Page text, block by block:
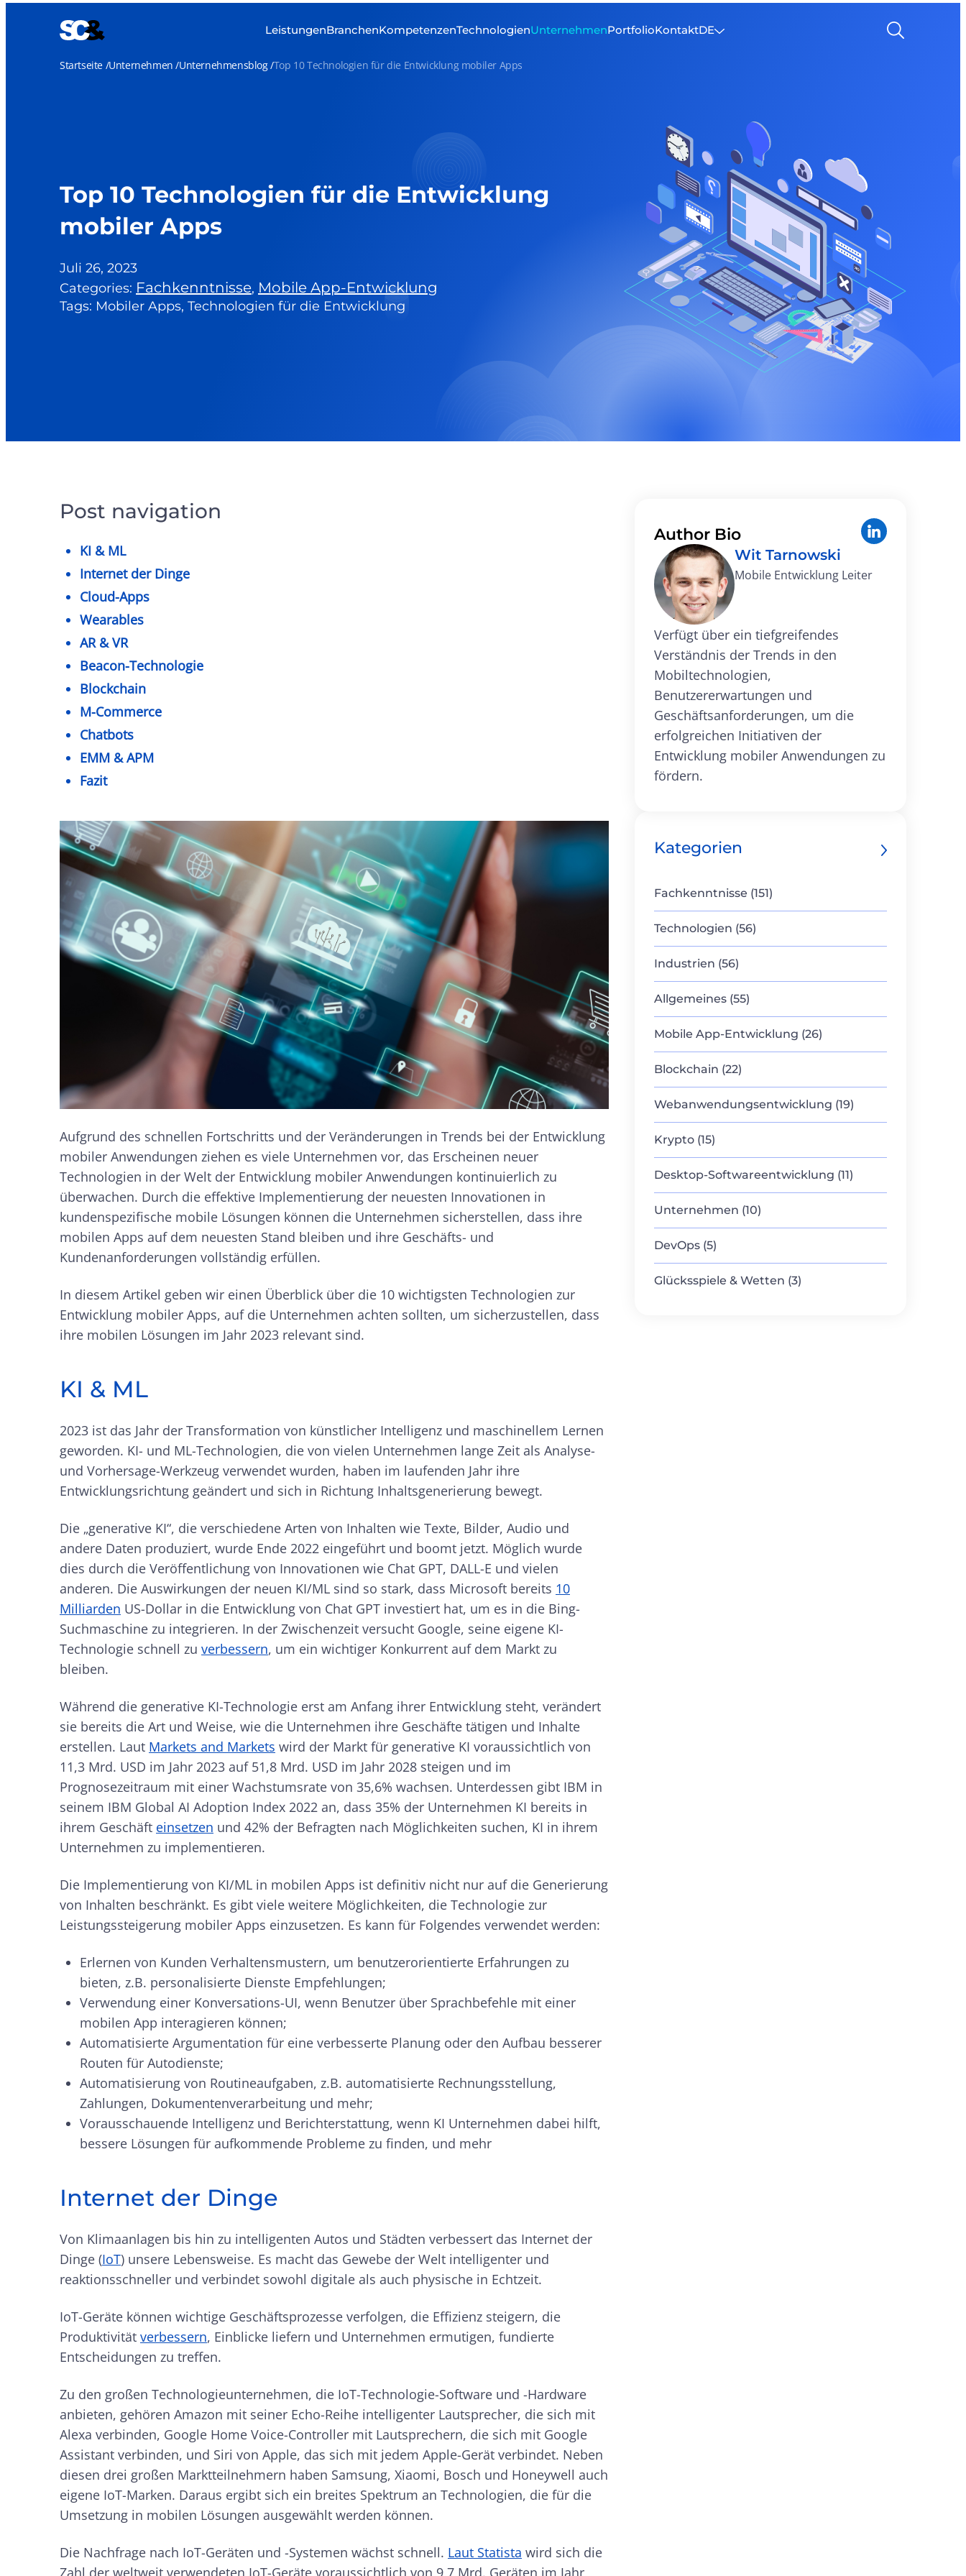
LeistungenBranchenKompetenzenTechnologienUnternehmenPortfolioKontaktDE
Startseite Unternehmen Unternehmensblog Top 10 Technologien für die Entwicklung mobiler Apps
Top 10 Technologien für die Entwicklung
mobiler Apps
Juli 26, 2023
Categories: Fachkenntnisse, Mobile App-Entwicklung
Tags: Mobiler Apps, Technologien für die Entwicklung
Post navigation
KI & ML
Internet der Dinge
Cloud-Apps
Wearables
AR & VR
Beacon-Technologie
Blockchain
M-Commerce
Chatbots
EMM & APM
Fazit
Aufgrund des schnellen Fortschritts und der Veränderungen in Trends bei der Entwicklung
mobiler Anwendungen ziehen es viele Unternehmen vor, das Erscheinen neuer
Technologien in der Welt der Entwicklung mobiler Anwendungen kontinuierlich zu
überwachen. Durch die effektive Implementierung der neuesten Innovationen in
kundenspezifische mobile Lösungen können die Unternehmen sicherstellen, dass ihre
mobilen Apps auf dem neuesten Stand bleiben und ihre Geschäfts- und
Kundenanforderungen vollständig erfüllen.
In diesem Artikel geben wir einen Überblick über die 10 wichtigsten Technologien zur
Entwicklung mobiler Apps, auf die Unternehmen achten sollten, um sicherzustellen, dass
ihre mobilen Lösungen im Jahr 2023 relevant sind.
KI & ML
2023 ist das Jahr der Transformation von künstlicher Intelligenz und maschinellem Lernen
geworden. KI- und ML-Technologien, die von vielen Unternehmen lange Zeit als Analyse-
und Vorhersage-Werkzeug verwendet wurden, haben im laufenden Jahr ihre
Entwicklungsrichtung geändert und sich in Richtung Inhaltsgenerierung bewegt.
Die „generative KI“, die verschiedene Arten von Inhalten wie Texte, Bilder, Audio und
andere Daten produziert, wurde Ende 2022 eingeführt und boomt jetzt. Möglich wurde
dies durch die Veröffentlichung von Innovationen wie Chat GPT, DALL-E und vielen
anderen. Die Auswirkungen der neuen KI/ML sind so stark, dass Microsoft bereits 10
Milliarden US-Dollar in die Entwicklung von Chat GPT investiert hat, um es in die Bing-
Suchmaschine zu integrieren. In der Zwischenzeit versucht Google, seine eigene KI-
Technologie schnell zu verbessern, um ein wichtiger Konkurrent auf dem Markt zu
bleiben.
Während die generative KI-Technologie erst am Anfang ihrer Entwicklung steht, verändert
sie bereits die Art und Weise, wie die Unternehmen ihre Geschäfte tätigen und Inhalte
erstellen. Laut Markets and Markets wird der Markt für generative KI voraussichtlich von
11,3 Mrd. USD im Jahr 2023 auf 51,8 Mrd. USD im Jahr 2028 steigen und im
Prognosezeitraum mit einer Wachstumsrate von 35,6% wachsen. Unterdessen gibt IBM in
seinem IBM Global AI Adoption Index 2022 an, dass 35% der Unternehmen KI bereits in
ihrem Geschäft einsetzen und 42% der Befragten nach Möglichkeiten suchen, KI in ihrem
Unternehmen zu implementieren.
Die Implementierung von KI/ML in mobilen Apps ist definitiv nicht nur auf die Generierung
von Inhalten beschränkt. Es gibt viele weitere Möglichkeiten, die Technologie zur
Leistungssteigerung mobiler Apps einzusetzen. Es kann für Folgendes verwendet werden:
Erlernen von Kunden Verhaltensmustern, um benutzerorientierte Erfahrungen zu
bieten, z.B. personalisierte Dienste Empfehlungen;
Verwendung einer Konversations-UI, wenn Benutzer über Sprachbefehle mit einer
mobilen App interagieren können;
Automatisierte Argumentation für eine verbesserte Planung oder den Aufbau besserer
Routen für Autodienste;
Automatisierung von Routineaufgaben, z.B. automatisierte Rechnungsstellung,
Zahlungen, Dokumentenverarbeitung und mehr;
Vorausschauende Intelligenz und Berichterstattung, wenn KI Unternehmen dabei hilft,
bessere Lösungen für aufkommende Probleme zu finden, und mehr
Internet der Dinge
Von Klimaanlagen bis hin zu intelligenten Autos und Städten verbessert das Internet der
Dinge (IoT) unsere Lebensweise. Es macht das Gewebe der Welt intelligenter und
reaktionsschneller und verbindet sowohl digitale als auch physische in Echtzeit.
IoT-Geräte können wichtige Geschäftsprozesse verfolgen, die Effizienz steigern, die
Produktivität verbessern, Einblicke liefern und Unternehmen ermutigen, fundierte
Entscheidungen zu treffen.
Zu den großen Technologieunternehmen, die IoT-Technologie-Software und -Hardware
anbieten, gehören Amazon mit seiner Echo-Reihe intelligenter Lautsprecher, die sich mit
Alexa verbinden, Google Home Voice-Controller mit Lautsprechern, die sich mit Google
Assistant verbinden, und Siri von Apple, das sich mit jedem Apple-Gerät verbindet. Neben
diesen drei großen Marktteilnehmern haben Samsung, Xiaomi, Bosch und Honeywell auch
eigene IoT-Marken. Daraus ergibt sich ein breites Spektrum an Technologien, die für die
Umsetzung in mobilen Lösungen ausgewählt werden können.
Die Nachfrage nach IoT-Geräten und -Systemen wächst schnell. Laut Statista wird sich die
Author Bio
Wit Tarnowski
Mobile Entwicklung Leiter
Verfügt über ein tiefgreifendes
Verständnis der Trends in den
Mobiltechnologien,
Benutzererwartungen und
Geschäftsanforderungen, um die
erfolgreichen Initiativen der
Entwicklung mobiler Anwendungen zu
fördern.
Kategorien
Fachkenntnisse (151)
Technologien (56)
Industrien (56)
Allgemeines (55)
Mobile App-Entwicklung (26)
Blockchain (22)
Webanwendungsentwicklung (19)
Krypto (15)
Desktop-Softwareentwicklung (11)
Unternehmen (10)
DevOps (5)
Glücksspiele & Wetten (3)